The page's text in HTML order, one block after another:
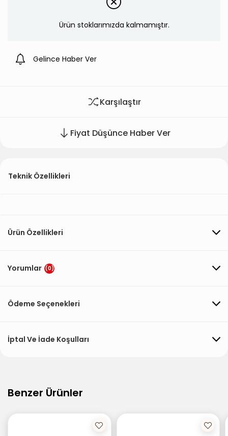
Ürün stoklarımızda kalmamıştır.
Gelince Haber Ver
Karşılaştır
Fiyat Düşünce Haber Ver
Teknik Özellikleri
Ürün Özellikleri
Yorumlar (0)
Ödeme Seçenekleri
İptal Ve İade Koşulları
Benzer Ürünler